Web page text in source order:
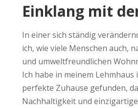
Einklang mit
In einer sich ständig
ich, wie viele Menschen auch,
und umweltfreundlichen
Ich habe in meinem Lehmhaus
perfekte Zuhause gefunden,
Nachhaltigkeit und